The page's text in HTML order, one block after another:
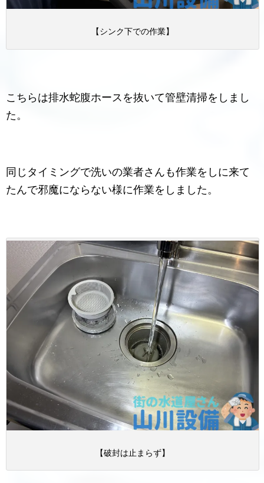
【シンク下での作業】
こちらは排水蛇腹ホースを抜いて管壁清掃をしまし
た。
同じタイミングで洗いの業者さんも作業をしに来て
たんで邪魔にならない様に作業をしました。
【破封は止まらず】